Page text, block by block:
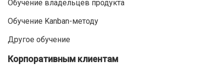
Обучение владельцев продукта
Обучение Kanban-методу
Другое обучение
Корпоративным клиентам